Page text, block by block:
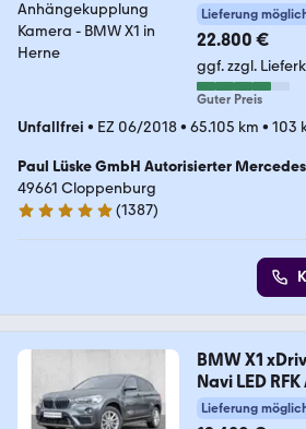
Lieferung
22.800 €
ggf. zzgl.
Guter Preis
Unfallfrei • EZ 06/2018• 65.105 km • 103
Paul Lüske GmbH Autorisierter
Service & Junge Sterne Verkauf
49661 Cloppenburg
4.9 Sterne
(1387)
BMW X1
Navi LED RFK
Lieferung